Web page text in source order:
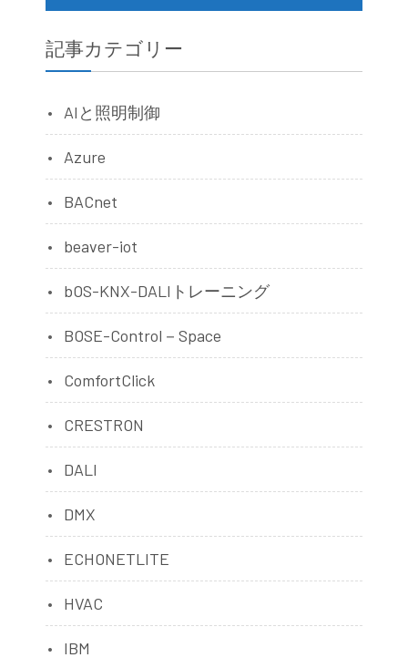
記事カテゴリー
AIと照明制御
Azure
BACnet
beaver-iot
bOS-KNX-DALIトレーニング
BOSE-Control－Space
ComfortClick
CRESTRON
DALI
DMX
ECHONETLITE
HVAC
IBM